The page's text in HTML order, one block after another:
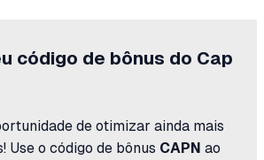
código de bônus do Cap
de otimizar ainda mais
Use o código de bônus CAPN ao